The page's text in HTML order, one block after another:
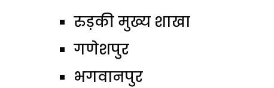
रुड़की मुख्य शाखा
गणेशपुर
भगवानपुर